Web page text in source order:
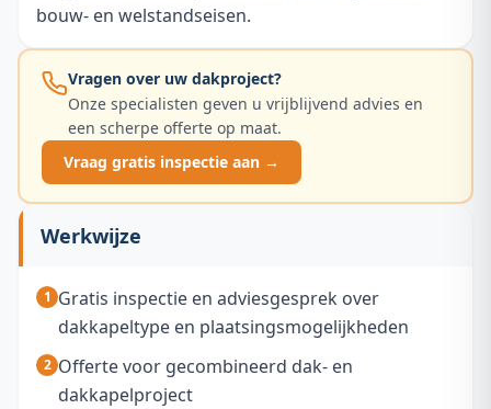
bouw- en welstandseisen.
Vragen over uw dakproject?
Onze specialisten geven u vrijblijvend advies en
een scherpe offerte op maat.
Vraag gratis inspectie aan →
Werkwijze
Gratis inspectie en adviesgesprek over
dakkapeltype en plaatsingsmogelijkheden
Offerte voor gecombineerd dak- en
dakkapelproject